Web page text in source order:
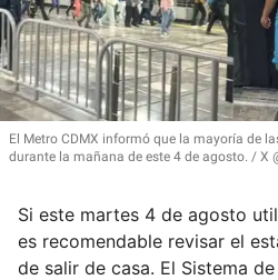
El Metro CDMX informó que la mayoría de
durante la mañana de este 4 de agosto.
X
Si este martes 4 de agosto
es recomendable revisar el
de salir de casa. El Sistema